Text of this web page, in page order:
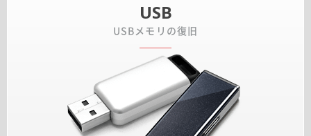
USB
USBメモリの復旧